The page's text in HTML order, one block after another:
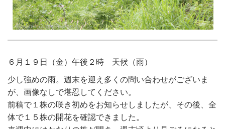
６月１９日（金）午後２時 天候（雨）
少し強めの雨。週末を迎え多くの問い合わせがございま
が、画像なしで堪忍してください。
前稿で１株の咲き初めをお知らせしましたが、その後、全
体で１５株の開花を確認できました。